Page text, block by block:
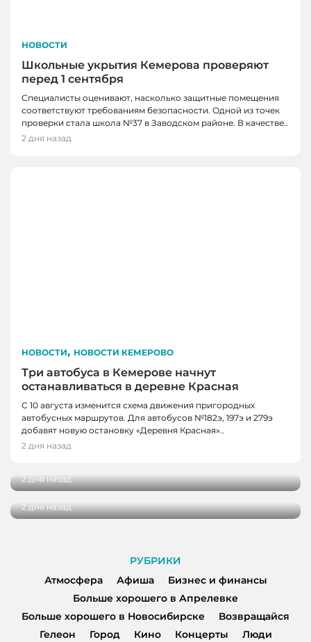
НОВОСТИ
Школьные укрытия Кемерова проверяют
перед 1 сентября
Специалисты оценивают, насколько защитные помещения
соответствуют требованиям безопасности. Одной из точек
проверки стала школа №37 в Заводском районе. В качестве..
2 дня назад
НОВОСТИ, НОВОСТИ КЕМЕРОВО
Три автобуса в Кемерове начнут
останавливаться в деревне Красная
С 10 августа изменится схема движения пригородных
автобусных маршрутов. Для автобусов №182э, 197э и 279э
добавят новую остановку «Деревня Красная»..
2 дня назад
НОВОСТИ
В Кузбассе наградили лучших тренеров,
2 дня назад
НОВОСТИ, НОВОСТИ КЕМЕРОВО
годом
2 дня назад
РУБРИКИ
Атмосфера
Афиша
Бизнес и финансы
Больше хорошего в Апрелевке
Больше хорошего в Новосибирске
Возвращайся
Гелеон
Город Кино Концерты
Люди